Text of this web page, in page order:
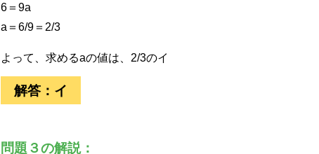
6＝9a
a＝6/9＝2/3
よって、求めるaの値は、2/3のイ
解答：イ
問題３の解説：